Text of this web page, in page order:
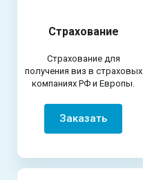
Страхование
Страхование для
получения виз в страховых
компаниях РФ и Европы.
Заказать